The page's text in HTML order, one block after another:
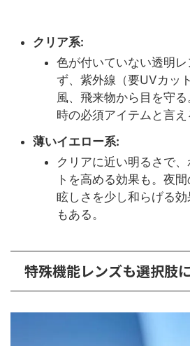
クリア系:
色が付いていない透明
ず、紫外線（要UVカッ
風、飛来物から目を守
時の必須アイテムと言え
薄いイエロー系:
クリアに近い明るさで
トを高める効果も。夜
眩しさを少し和らげる
もある。
特殊機能レンズも選択肢